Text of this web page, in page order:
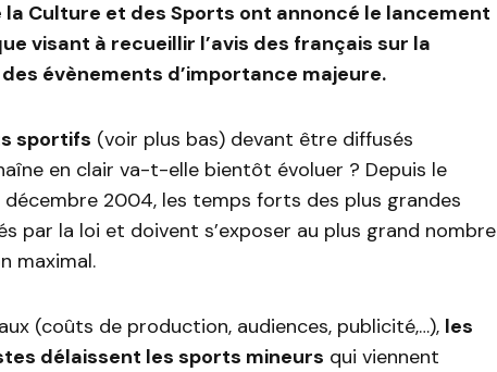
la Culture et des Sports ont annoncé le lancement
visant à recueillir l’avis des français sur la
évènements d’importance majeure.
sportifs (voir plus bas) devant être diffusés
en clair va-t-elle bientôt évoluer ? Depuis le
2004, les temps forts des plus grandes
par la loi et doivent s’exposer au plus grand nombre
maximal.
(coûts de production, audiences, publicité,…), les
délaissent les sports mineurs qui viennent